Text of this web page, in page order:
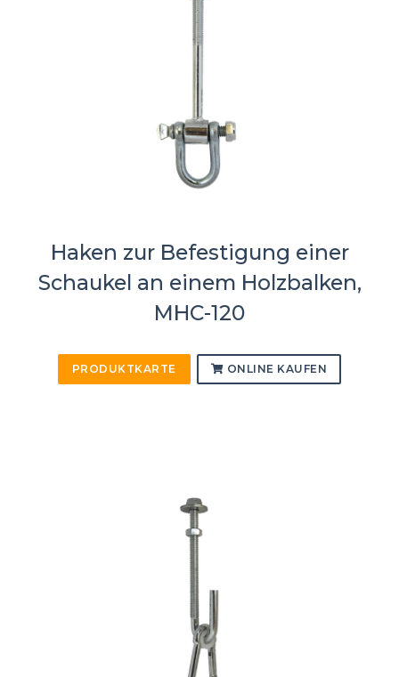
Haken zur Befestigung einer
Schaukel an einem Holzbalken,
MHC-120
PRODUKTKARTE ONLINE KAUFEN